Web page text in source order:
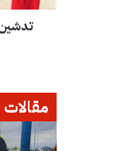
و
د
ي
ن